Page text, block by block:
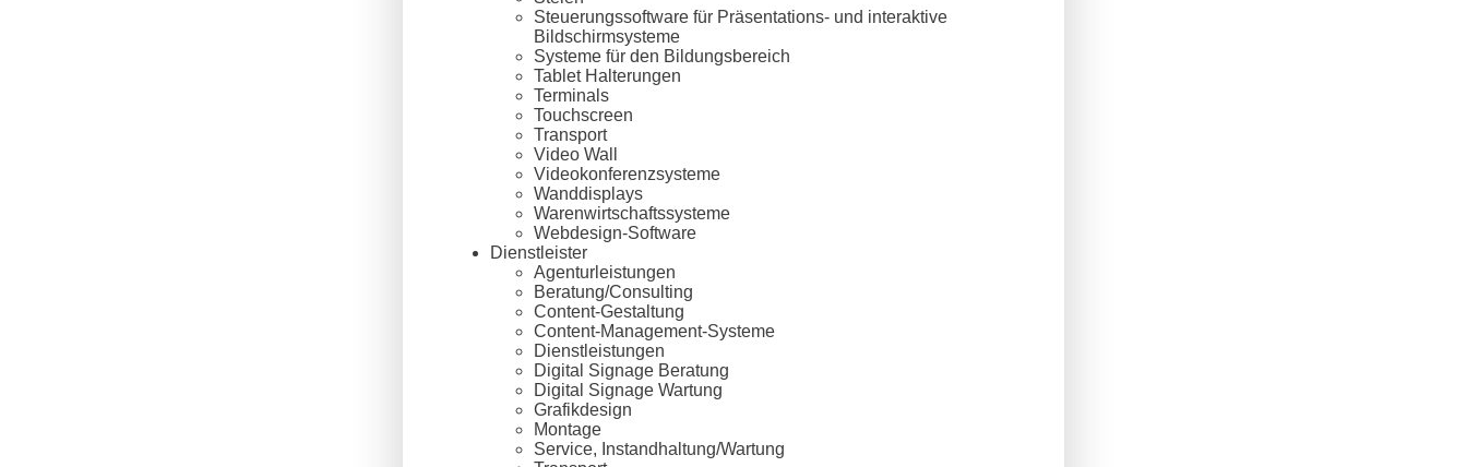
Steuerungssoftware für Präsentations- und interaktive
Bildschirmsysteme
Systeme für den Bildungsbereich
Tablet Halterungen
Terminals
Touchscreen
Transport
Video Wall
Videokonferenzsysteme
Wanddisplays
Warenwirtschaftssysteme
Webdesign-Software
Dienstleister
Agenturleistungen
Beratung/Consulting
Content-Gestaltung
Content-Management-Systeme
Dienstleistungen
Digital Signage Beratung
Digital Signage Wartung
Grafikdesign
Montage
Service, Instandhaltung/Wartung